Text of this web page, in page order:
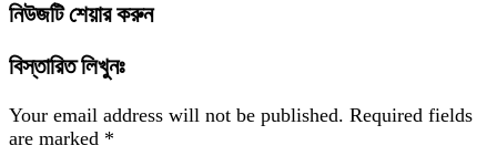
নিউজটি শেয়ার করুন
বিস্তারিত লিখুনঃ
Your email address will not be published. Required fields
are marked *